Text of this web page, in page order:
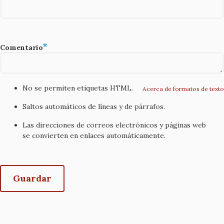
Comentario
Acerca de formatos de texto
No se permiten etiquetas HTML.
Saltos automáticos de líneas y de párrafos.
Las direcciones de correos electrónicos y páginas web
se convierten en enlaces automáticamente.